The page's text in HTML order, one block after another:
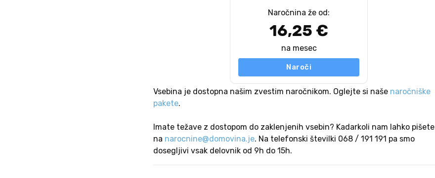
Naročnina že od:
16,25 €
na mesec
Naroči
Vsebina je dostopna našim zvestim naročnikom. Oglejte si naše naročniške
pakete.
Imate težave z dostopom do zaklenjenih vsebin? Kadarkoli nam lahko pišete
na narocnine@domovina.je. Na telefonski številki 068 / 191 191 pa smo
dosegljivi vsak delovnik od 9h do 15h.